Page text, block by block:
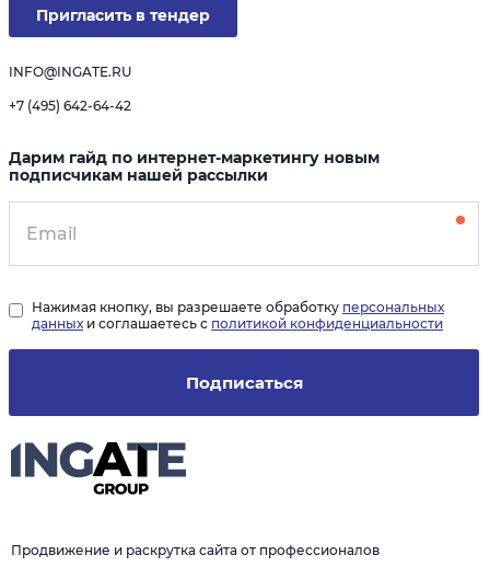
Продвижение и раскрутка сайта от профессионалов
Пригласить в тендер
INFO@INGATE.RU
+7 (495) 642-64-42
Дарим гайд по интернет-маркетингу новым
подписчикам нашей рассылки
Подписаться
Нажимая кнопку, вы разрешаете обработку персональных
данных и соглашаетесь с политикой конфиденциальности